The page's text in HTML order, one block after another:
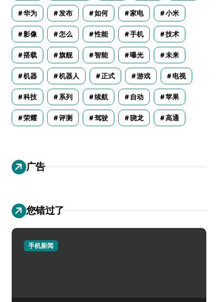
华为 发布 如何 家电 小米
影像 怎么 性能 手机 技术
搭载 旗舰 智能 曝光 未来
机器 机器人 正式 游戏 电视
科技 系列 续航 自动 苹果
荣耀 评测 驾驶 骁龙 高通
广告
您错过了
手机新闻